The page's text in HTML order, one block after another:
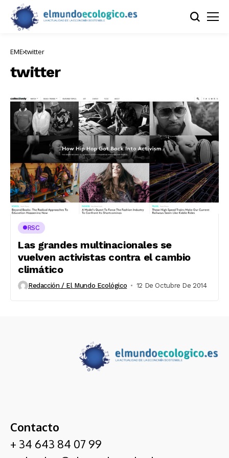
EME twitter
twitter
RSC
Las grandes multinacionales se
vuelven activistas contra el cambio
climático
Redacción / El Mundo Ecológico 12 De Octubre De 2014
Contacto
+ 34 643 84 07 99